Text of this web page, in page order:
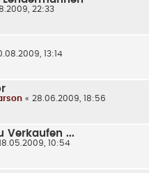
22:33
13:14
« 28.06.2009, 18:56
Verkaufen ...
10:54